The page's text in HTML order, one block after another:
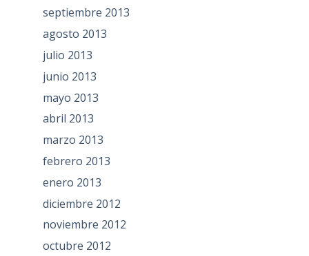
septiembre 2013
agosto 2013
julio 2013
junio 2013
mayo 2013
abril 2013
marzo 2013
febrero 2013
enero 2013
diciembre 2012
noviembre 2012
octubre 2012